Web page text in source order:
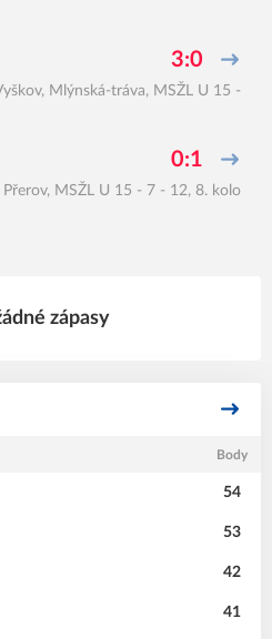
3:0
Mlýnská-tráva, MSŽL U 15 -
0:1
Přerov, MSŽL U 15 - 7 - 12, 8. kolo
zápasy
Body
54
53
42
41